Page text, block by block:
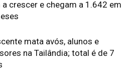
crescer e chegam a 1.642 em
mata avós, alunos e
na Tailândia; total é de 7